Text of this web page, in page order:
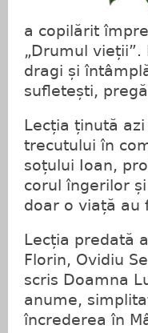
a copilărit
„Drumul
dragi și
sufletești,
Lecția ținută
trecutului în
soțului Ioan,
corul îngerilor
doar o viață au
Lecția predată
Florin, Ovidiu
scris Doamna
anume,
încrederea în